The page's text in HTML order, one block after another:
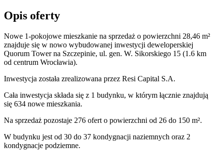
Opis oferty
Nowe 1-pokojowe mieszkanie na sprzedaż o powierzchni 28,46 m²
znajduje się w nowo wybudowanej inwestycji deweloperskiej
Quorum Tower na Szczepinie, ul. gen. W. Sikorskiego 15 (1.6 km
od centrum Wrocławia).
Inwestycja została zrealizowana przez Resi Capital S.A.
Cała inwestycja składa się z 1 budynku, w którym łącznie znajdują
się 634 nowe mieszkania.
Na sprzedaż pozostaje 276 ofert o powierzchni od 26 do 150 m².
W budynku jest od 30 do 37 kondygnacji naziemnych oraz 2
kondygnacje podziemne.